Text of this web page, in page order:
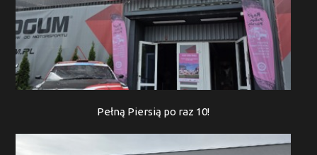
Pełną Piersią po raz 10!